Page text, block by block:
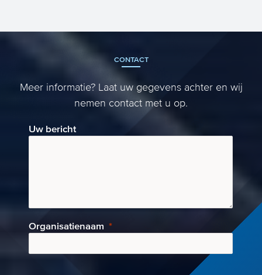
utiliteitsgebouwen, waar we als...
CONTACT
Meer informatie? Laat uw gegevens achter en wij
nemen contact met u op.
Uw bericht
Organisatienaam